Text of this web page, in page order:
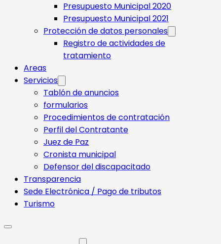
Presupuesto Municipal 2020
Presupuesto Municipal 2021
Protección de datos personales
Registro de actividades de
tratamiento
Areas
Servicios
Tablón de anuncios
formularios
Procedimientos de contratación
Perfil del Contratante
Juez de Paz
Cronista municipal
Defensor del discapacitado
Transparencia
Sede Electrónica / Pago de tributos
Turismo